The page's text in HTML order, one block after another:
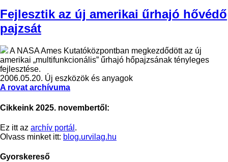
Fejlesztik az új amerikai űrhajó hővédő
pajzsát
A NASA Ames Kutatóközpontban megkezdődött az új
amerikai „multifunkcionális” űrhajó hőpajzsának tényleges
fejlesztése.
2006.05.20. Új eszközök és anyagok
A rovat archívuma
Cikkeink 2025. novembertől:
Ez itt az archív portál .
Olvass minket itt: blog.urvilag.hu
Gyorskereső